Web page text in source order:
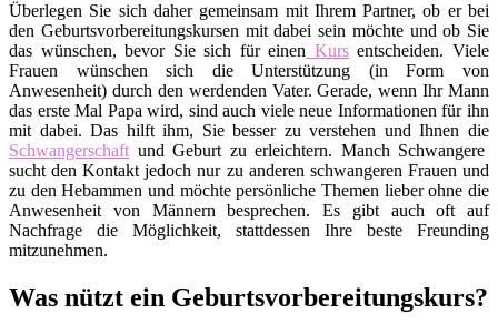
Überlegen Sie sich daher gemeinsam mit Ihrem Partner, ob er bei
den Geburtsvorbereitungskursen mit dabei sein möchte und ob Sie
das wünschen, bevor Sie sich für einen Kursentscheiden. Viele
Frauen wünschen sich die Unterstützung (in Form von
Anwesenheit) durch den werdenden Vater. Gerade, wenn Ihr Mann
das erste Mal Papa wird, sind auch viele neue Informationen für ihn
mit dabei. Das hilft ihm, Sie besser zu verstehen und Ihnen die
Schwangerschaft und Geburt zu erleichtern. Manch Schwangere
sucht den Kontakt jedoch nur zu anderen schwangeren Frauen und
zu den Hebammen und möchte persönliche Themen lieber ohne die
Anwesenheit von Männern besprechen. Es gibt auch oft auf
Nachfrage die Möglichkeit, stattdessen Ihre beste Freunding
mitzunehmen.
Was nützt ein Geburtsvorbereitungskurs?